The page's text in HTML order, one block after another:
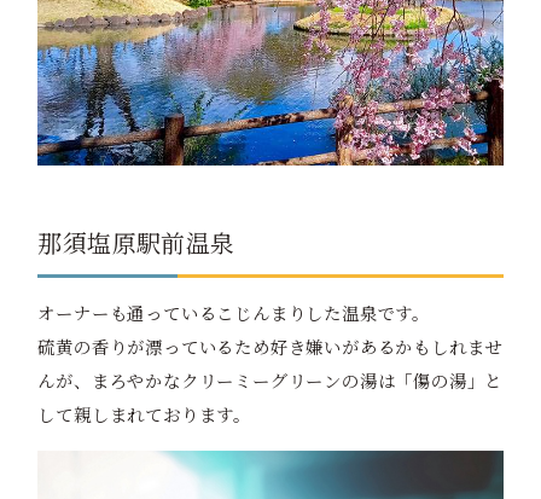
那須塩原駅前温泉
オーナーも通っているこじんまりした温泉です。
硫黄の香りが漂っているため好き嫌いがあるかもしれませ
んが、まろやかなクリーミーグリーンの湯は「傷の湯」と
して親しまれております。